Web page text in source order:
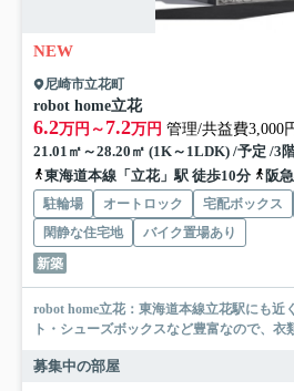
NEW
尼崎市立花町
robot home立花
6.2万円～ 7.2万円 管理/共益費3,000
21.01㎡～28.20㎡ (1K～1LDK) /予定 /3
東海道本線「立花」駅 徒歩10分
阪急神戸本
駐輪場 オートロック 宅配ボックス
閑静な住宅地
バイク置場あり
新築
robot home立花：東海道本線立花駅にも近
ト・シューズボックスなど豊富なので、衣
募集中の部屋